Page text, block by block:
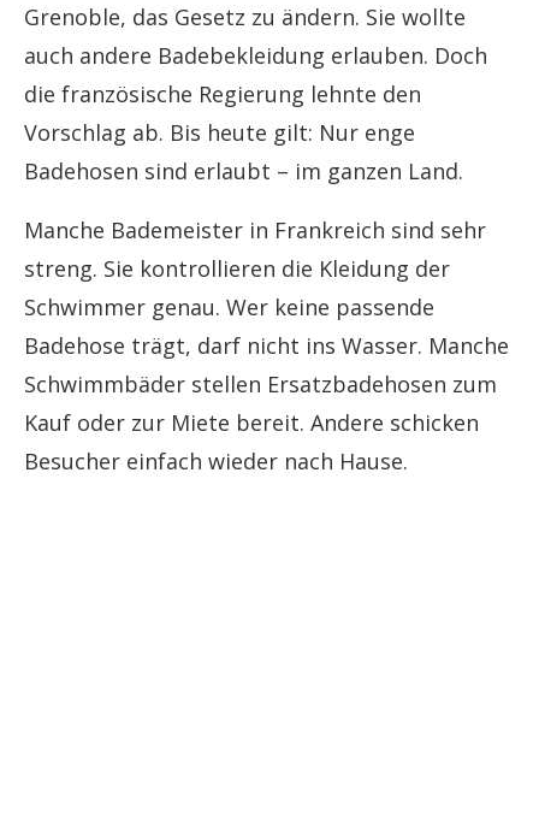
Grenoble, das Gesetz zu ändern. Sie wollte
auch andere Badebekleidung erlauben. Doch
die französische Regierung lehnte den
Vorschlag ab. Bis heute gilt: Nur enge
Badehosen sind erlaubt – im ganzen Land.
Manche Bademeister in Frankreich sind sehr
streng. Sie kontrollieren die Kleidung der
Schwimmer genau. Wer keine passende
Badehose trägt, darf nicht ins Wasser. Manche
Schwimmbäder stellen Ersatzbadehosen zum
Kauf oder zur Miete bereit. Andere schicken
Besucher einfach wieder nach Hause.